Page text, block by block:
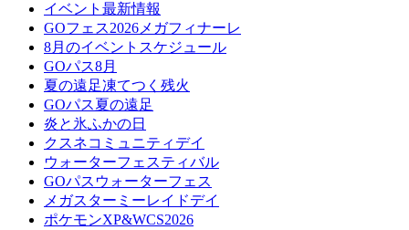
イベント最新情報
GOフェス2026メガフィナーレ
8月のイベントスケジュール
GOパス8月
夏の遠足凍てつく残火
GOパス夏の遠足
炎と氷ふかの日
クスネコミュニティデイ
ウォーターフェスティバル
GOパスウォーターフェス
メガスターミーレイドデイ
ポケモンXP&WCS2026